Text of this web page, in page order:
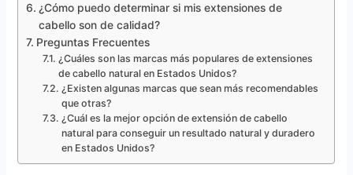
¿Cómo puedo determinar si mis extensiones de
cabello son de calidad?
Preguntas Frecuentes
¿Cuáles son las marcas más populares de extensiones
de cabello natural en Estados Unidos?
¿Existen algunas marcas que sean más recomendables
que otras?
¿Cuál es la mejor opción de extensión de cabello
natural para conseguir un resultado natural y duradero
en Estados Unidos?